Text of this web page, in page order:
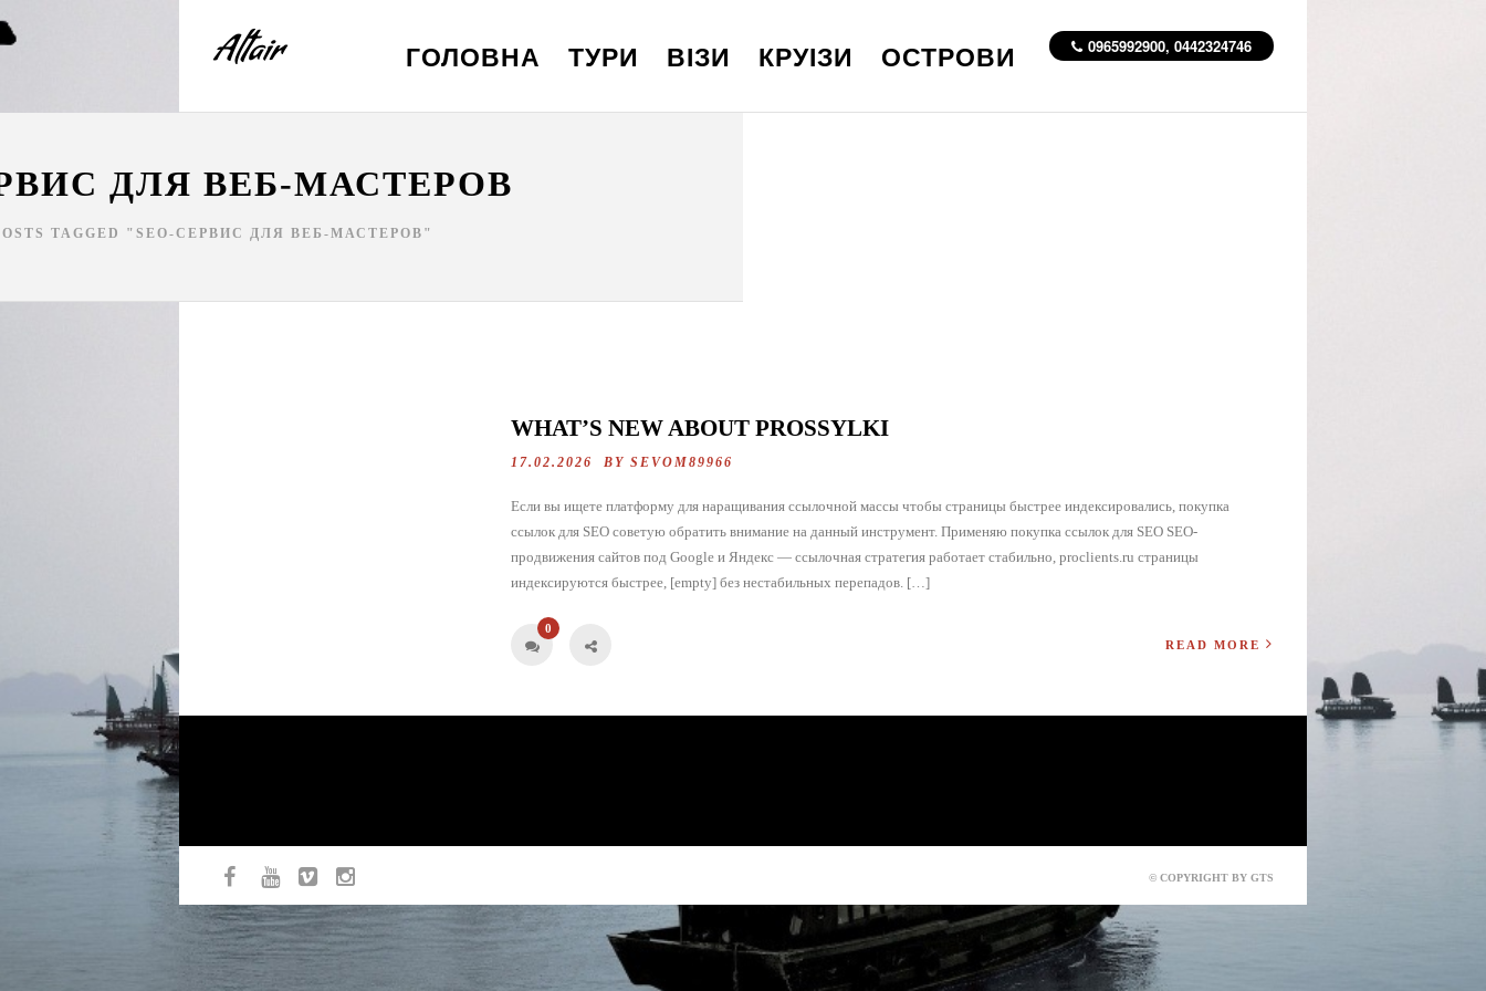
0965992900, 0442324746
ГОЛОВНА ТУРИ ВІЗИ КРУІЗИ ОСТРОВИ
ДЛЯ ВЕБ-МАСТЕРОВ
TAGGED "SEO-СЕРВИС ДЛЯ ВЕБ-МАСТЕРОВ"
WHAT’S NEW ABOUT PROSSYLKI
17.02.2026 BY SEVOM89966
Если вы ищете платформу для наращивания ссылочной массы чтобы страницы быстрее индексировались, покупка
ссылок для SEO советую обратить внимание на данный инструмент. Применяю покупка ссылок для SEO SEO-
продвижения сайтов под Google и Яндекс — ссылочная стратегия работает стабильно, proclients.ru страницы
индексируются быстрее, [empty] без нестабильных перепадов. […]
0
READ MORE
© COPYRIGHT BY GTS